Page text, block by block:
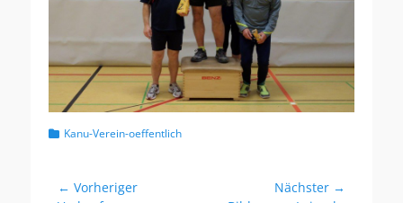
Kategorien
Kanu-Verein-oeffentlich
Beitragsnavigation
← Vorheriger
Nächster →